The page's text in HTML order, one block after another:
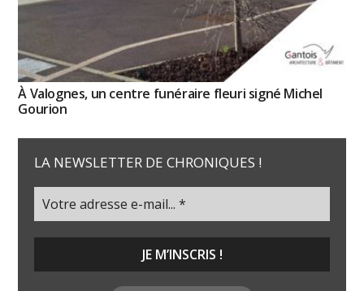
À Valognes, un centre funéraire fleuri signé Michel
Gourion
LA NEWSLETTER DE CHRONIQUES !